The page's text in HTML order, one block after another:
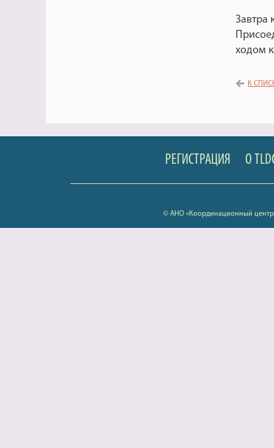
Завтра
ходом
К
РЕГИСТРАЦИЯ О
© АНО «Координационный центр